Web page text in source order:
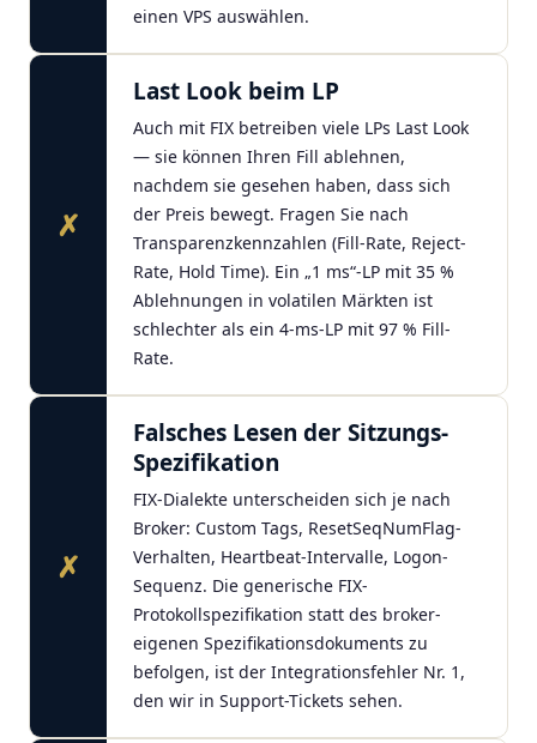
einen VPS auswählen.
✗
Last Look beim LP
Auch mit FIX betreiben viele LPs Last Look
— sie können Ihren Fill ablehnen,
nachdem sie gesehen haben, dass sich
der Preis bewegt. Fragen Sie nach
Transparenzkennzahlen (Fill-Rate, Reject-
Rate, Hold Time). Ein „1 ms“-LP mit 35 %
Ablehnungen in volatilen Märkten ist
schlechter als ein 4-ms-LP mit 97 % Fill-
Rate.
✗
Falsches Lesen der Sitzungs-
Spezifikation
FIX-Dialekte unterscheiden sich je nach
Broker: Custom Tags, ResetSeqNumFlag-
Verhalten, Heartbeat-Intervalle, Logon-
Sequenz. Die generische FIX-
Protokollspezifikation statt des broker-
eigenen Spezifikationsdokuments zu
befolgen, ist der Integrationsfehler Nr. 1,
den wir in Support-Tickets sehen.